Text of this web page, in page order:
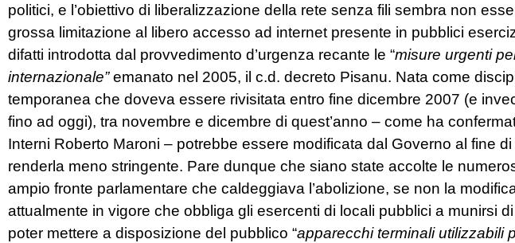
politici, e l’obiettivo di liberalizzazione della rete senza fili sembra non
grossa limitazione al libero accesso ad internet presente in pubblici
difatti introdotta dal provvedimento d’urgenza recante le “misure urgenti
internazionale”emanato nel 2005, il c.d. decreto Pisanu. Nata come
temporanea che doveva essere rivisitata entro fine dicembre 2007 (e
fino ad oggi), tra novembre e dicembre di quest’anno – come ha
Interni Roberto Maroni – potrebbe essere modificata dal Governo al fine
renderla meno stringente. Pare dunque che siano state accolte le
ampio fronte parlamentare che caldeggiava l’abolizione, se non la
attualmente in vigore che obbliga gli esercenti di locali pubblici a munirsi
poter mettere a disposizione del pubblico “apparecchi terminali utilizzabili